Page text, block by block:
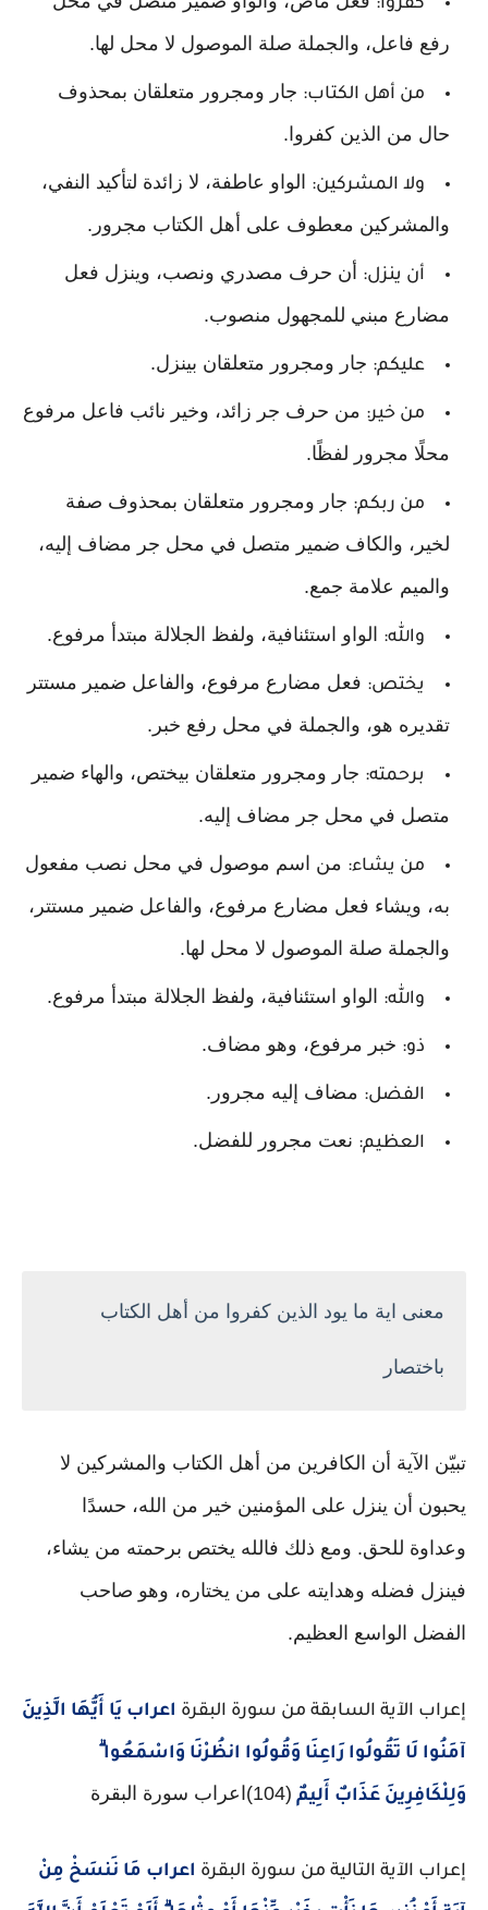
كفروا:
رفع فاعل، والجملة صلة الموصول لا محل لها.
من أهل الكتاب: جار ومجرور متعلقان بمحذوف
حال من الذين كفروا.
ولا المشركين:
الواو عاطفة، لا زائدة لتأكيد النفي،
والمشركين معطوف على أهل الكتاب مجرور.
أن ينزل:
أن حرف مصدري ونصب، وينزل فعل
مضارع مبني للمجهول منصوب.
عليكم: جار ومجرور متعلقان بينزل.
من خير: من حرف جر زائد، وخير نائب فاعل مرفوع
محلًا مجرور لفظًا.
من ربكم: جار ومجرور متعلقان بمحذوف صفة
لخير، والكاف ضمير متصل في محل جر مضاف إليه،
والميم علامة جمع.
والله: الواو استئنافية، ولفظ الجلالة مبتدأ مرفوع.
يختص: فعل مضارع مرفوع، والفاعل ضمير مستتر
تقديره هو، والجملة في محل رفع خبر.
برحمته: جار ومجرور متعلقان بيختص، والهاء ضمير
متصل في محل جر مضاف إليه.
من يشاء: من اسم موصول في محل نصب مفعول
به، ويشاء فعل مضارع مرفوع، والفاعل ضمير مستتر،
والجملة صلة الموصول لا محل لها.
والله: الواو استئنافية، ولفظ الجلالة مبتدأ مرفوع.
ذو: خبر مرفوع، وهو مضاف.
الفضل: مضاف إليه مجرور.
العظيم: نعت مجرور للفضل.
معنى اية ما يود الذين كفروا من أهل الكتاب
باختصار
تبيّن الآية أن الكافرين من أهل الكتاب والمشركين لا
يحبون أن ينزل على المؤمنين خير من الله، حسدًا
وعداوة للحق. ومع ذلك فالله يختص برحمته من يشاء،
فينزل فضله وهدايته على من يختاره، وهو صاحب
الفضل الواسع العظيم.
إعراب الآية السابقة من سورة البقرة اعراب يَا أَيُّهَا الَّذِينَ
آمَنُوا لَا تَقُولُوا رَاعِنَا وَقُولُوا انظُرْنَا وَاسْمَعُوا ۗ
وَلِلْكَافِرِينَ عَذَابٌ أَلِيمٌ (104)اعراب سورة البقرة
إعراب الآية التالية من سورة البقرة اعراب مَا نَنسَخْ مِنْ